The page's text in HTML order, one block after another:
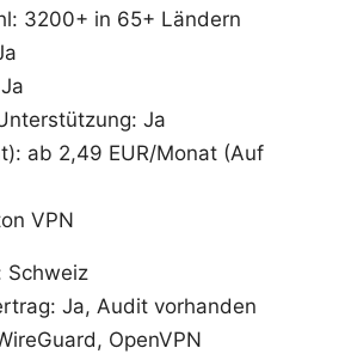
3200+ in 65+ Ländern
Ja
ab 2,49 EUR/Monat (Auf
VPN
Schweiz
Ja, Audit vorhanden
OpenVPN